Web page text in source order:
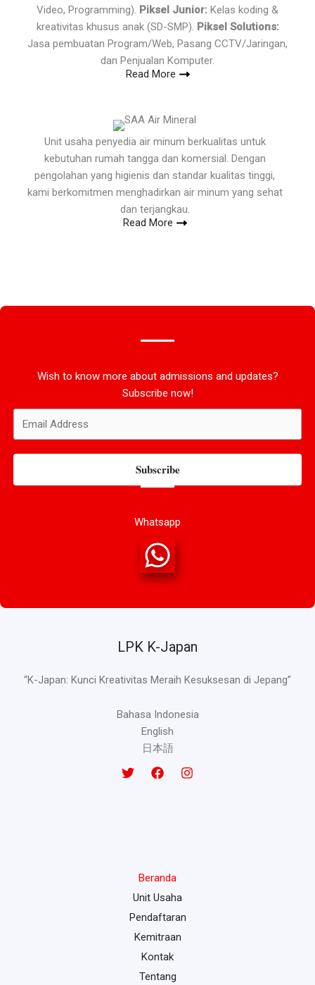
Video, Programming). Piksel Junior: Kelas koding &
kreativitas khusus anak (SD-SMP). Piksel Solutions:
Jasa pembuatan Program/Web, Pasang CCTV/Jaringan,
dan Penjualan Komputer.
Read More
Unit usaha penyedia air minum berkualitas untuk
kebutuhan rumah tangga dan komersial. Dengan
pengolahan yang higienis dan standar kualitas tinggi,
kami berkomitmen menghadirkan air minum yang sehat
dan terjangkau.
Read More
Wish to know more about admissions and updates?
Subscribe now!
Subscribe
Whatsapp
LPK K-Japan
“K-Japan: Kunci Kreativitas Meraih Kesuksesan di Jepang”
Bahasa Indonesia
English
日本語
Beranda
Unit Usaha
Pendaftaran
Kemitraan
Kontak
Tentang